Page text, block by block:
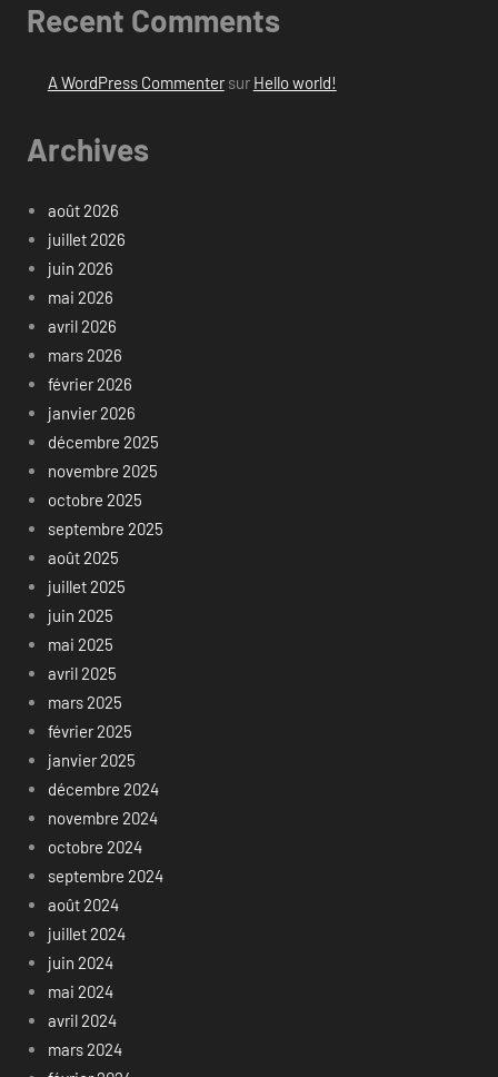
Recent Comments
A WordPress Commentersur Hello world!
Archives
août 2026
juillet 2026
juin 2026
mai 2026
avril 2026
mars 2026
février 2026
janvier 2026
décembre 2025
novembre 2025
octobre 2025
septembre 2025
août 2025
juillet 2025
juin 2025
mai 2025
avril 2025
mars 2025
février 2025
janvier 2025
décembre 2024
novembre 2024
octobre 2024
septembre 2024
août 2024
juillet 2024
juin 2024
mai 2024
avril 2024
mars 2024